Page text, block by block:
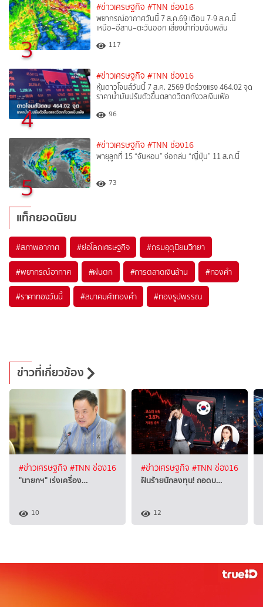
3
#ข่าวเศรษฐกิจ #TNN ช่อง16
พยากรณ์อากาศวันนี้ 7 ส.ค.69 เตือน 7-9 ส.ค.นี้
เหนือ–อีสาน–ตะวันออก เสี่ยงน้ำท่วมฉับพลัน
117
4
#ข่าวเศรษฐกิจ #TNN ช่อง16
หุ้นดาวโจนส์วันนี้ 7 ส.ค. 2569 ปิดร่วงแรง 464.02 จุด
ราคาน้ำมันปรับตัวขึ้นตลาดวิตกกังวลเงินเฟ้อ
96
5
#ข่าวเศรษฐกิจ #TNN ช่อง16
พายุลูกที่ 15 “จันหอม” จ่อถล่ม “ญี่ปุ่น” 11 ส.ค.นี้
73
แท็กยอดนิยม
#สภาพอากาศ #ย่อโลกเศรษฐกิจ #กรมอุตุนิยมวิทยา
#พยากรณ์อากาศ #ฝนตก #การตลาดเงินล้าน #ทองคำ
#ราคาทองวันนี้ #สมาคมค้าทองคำ #ทองรูปพรรณ
ข่าวที่เกี่ยวข้อง
#ข่าวเศรษฐกิจ #TNN ช่อง16
"นายกฯ" เร่งเครื่อง…
10
#ข่าวเศรษฐกิจ #TNN ช่อง16
ฝันร้ายนักลงทุน! ถอดบ…
12